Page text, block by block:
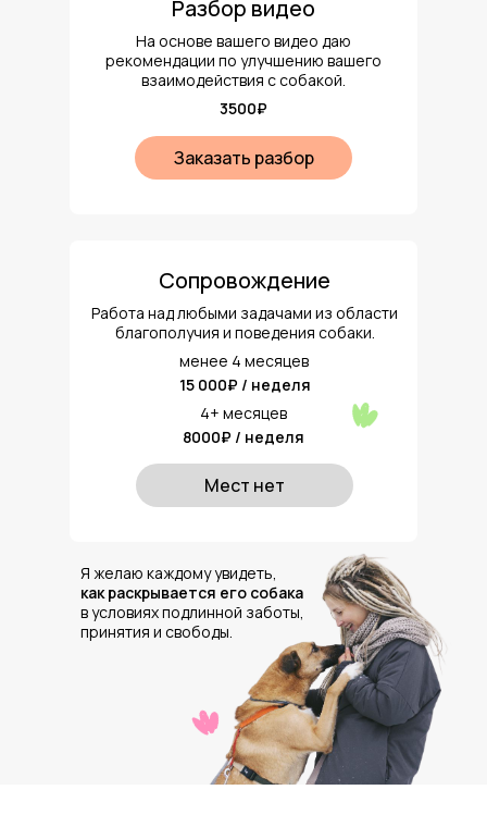
3500₽
Разбор видео
На основе вашего видео даю
рекомендации по улучшению вашего
взаимодействия с собакой.
Мест нет
Сопровождение
Работа над любыми задачами из области
благополучия и поведения собаки.
15 000₽ / неделя
Я желаю каждому увидеть,
как раскрывается его собака
в условиях подлинной заботы,
принятия и свободы.
4+ месяцев
менее 4 месяцев
8000₽ / неделя
Заказать разбор